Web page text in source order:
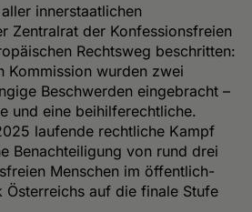
innerstaatlichen
Zentralrat der Konfessionsfreien
Rechtsweg beschritten:
Kommission wurden zwei
Beschwerden eingebracht –
und eine beihilferechtliche.
laufende rechtliche Kampf
Benachteiligung von rund drei
Menschen im öffentlich-
Österreichs auf die finale Stufe